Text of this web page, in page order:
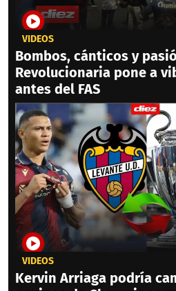
VIDEOS
Bombos, cánticos y
Revolucionaria pone a
antes del FAS
VIDEOS
Kervin Arriaga podría